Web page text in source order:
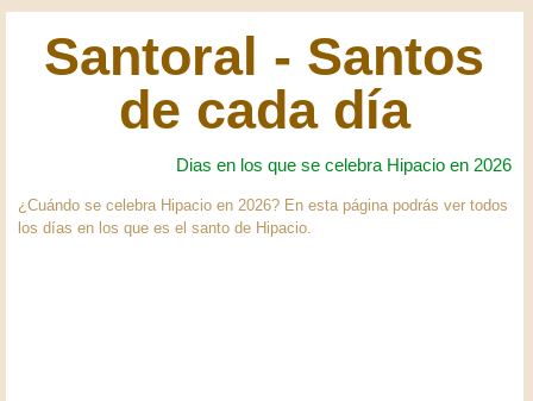
Santoral - Santos
de cada día
Dias en los que se celebra Hipacio en 2026
¿Cuándo se celebra Hipacio en 2026? En esta página podrás ver todos
los días en los que es el santo de Hipacio.